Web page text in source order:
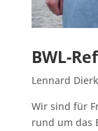
BWL-
Lennard
Wir sind für
rund um das